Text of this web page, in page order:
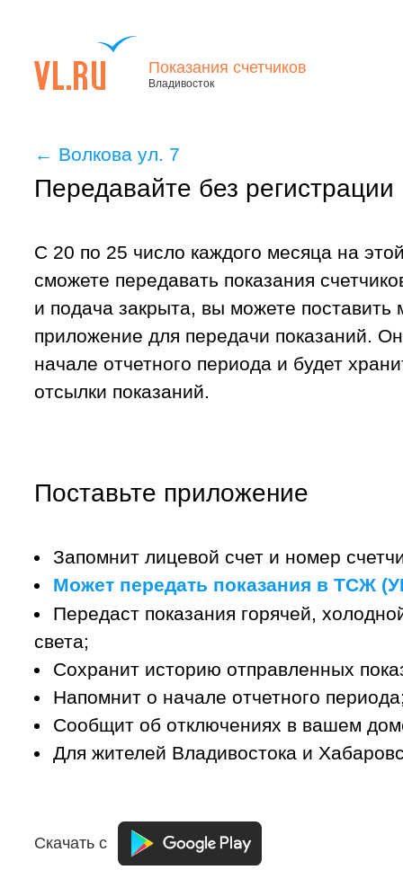
Показания счетчиков
Владивосток
← Волкова ул. 7
Передавайте без регистрации
С 20 по 25 число каждого месяца на
сможете передавать показания
и подача закрыта, вы можете поставить
приложение для передачи показаний.
начале отчетного периода и будет
отсылки показаний.
Поставьте приложение
Запомнит лицевой счет и номер
Может передать показания в ТСЖ
Передаст показания горячей,
света;
Сохранит историю отправленных
Напомнит о начале отчетного
Сообщит об отключениях в вашем
Для жителей Владивостока и
Скачать с